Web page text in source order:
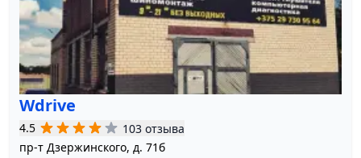
Wdrive
4.5
103 отзыва
пр-т Дзержинского, д. 71б